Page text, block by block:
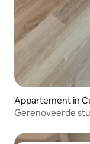
Appartement in
Gerenoveerde